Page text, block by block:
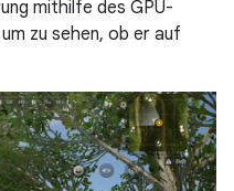
mithilfe des GPU-
zu sehen, ob er auf